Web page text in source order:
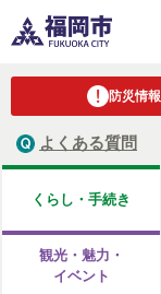
防災情報
よくある質問
くらし・手続き
観光・魅力・
イベント